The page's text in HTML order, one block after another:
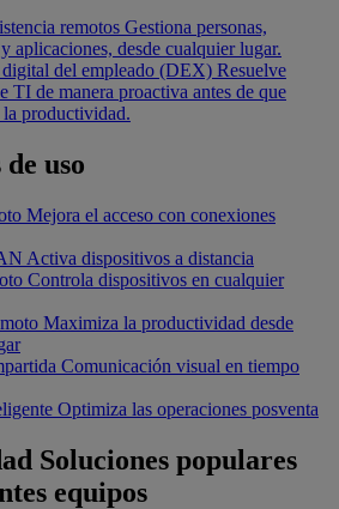
remotos Gestiona personas,
aplicaciones, desde cualquier lugar.
del empleado (DEX) Resuelve
TI de manera proactiva antes de que
la productividad.
uso
Mejora el acceso con conexiones
Activa dispositivos a distancia
Controla dispositivos en cualquier
Maximiza la productividad desde
Comunicación visual en tiempo
Optimiza las operaciones posventa
Soluciones populares
equipos